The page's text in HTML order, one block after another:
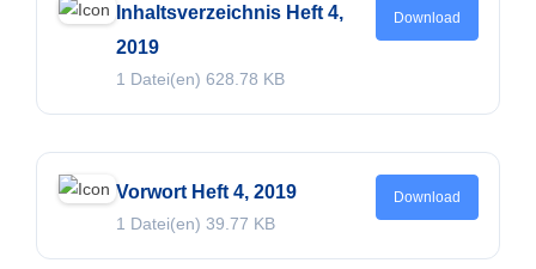
Inhaltsverzeichnis Heft 4,
2019
1 Datei(en) 628.78 KB
Download
Vorwort Heft 4, 2019
1 Datei(en) 39.77 KB
Download